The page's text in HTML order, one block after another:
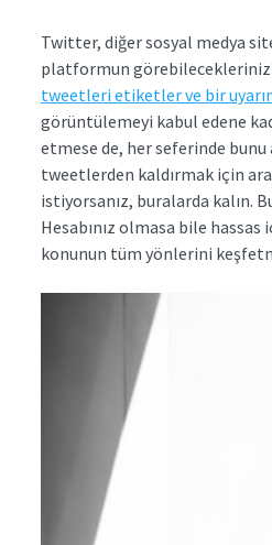
Twitter, diğer sosyal medya
platformun görebileceklerinizi
tweetleri etiketler ve bir
görüntülemeyi kabul edene
etmese de, her seferinde bunu
tweetlerden kaldırmak için
istiyorsanız, buralarda kalın.
Hesabınız olmasa bile
konunun tüm yönlerini